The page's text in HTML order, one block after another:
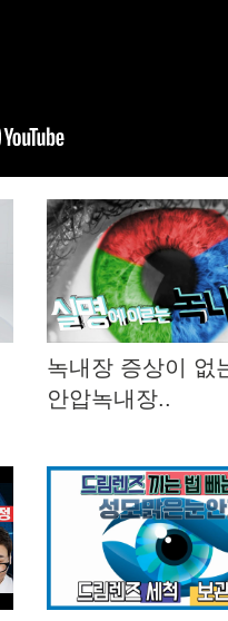
녹내장 증상이 없
안압녹내장..